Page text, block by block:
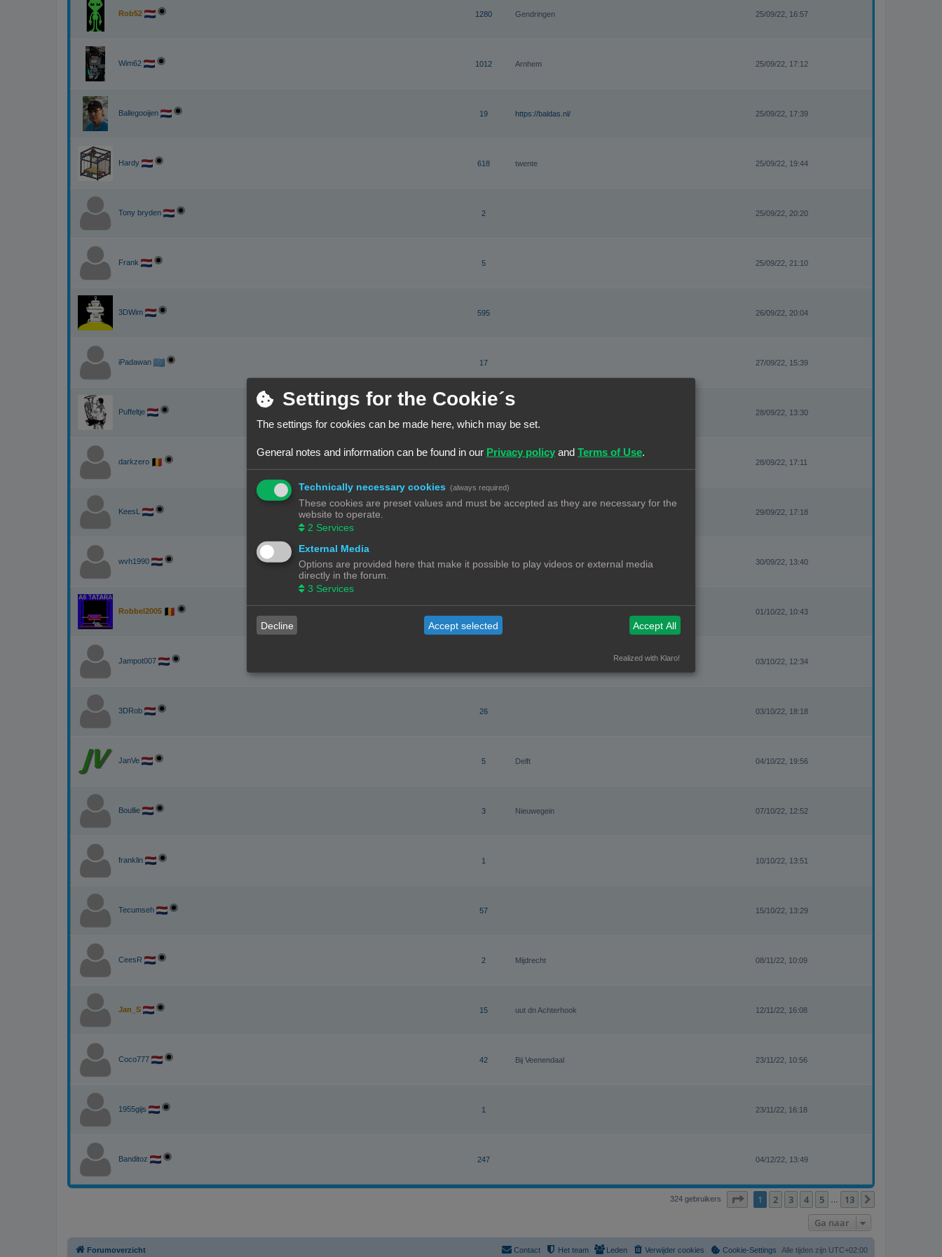
Rob52 1280 Gendringen 25/09/22, 16:57
Wim62 1012 Arnhem 25/09/22, 17:12
Ballegooijen 19 https://baldas.nl/ 25/09/22, 17:39
Hardy 618 twente 25/09/22, 19:44
Tony bryden 2 25/09/22, 20:20
Frank 5 25/09/22, 21:10
3DWim 595 26/09/22, 20:04
iPadawan 17 27/09/22, 15:39
Puffeltje 28/09/22, 13:30
darkzero 28/09/22, 17:11
KeesL 29/09/22, 17:18
wvh1990 3 30/09/22, 13:40
Robbel2005 01/10/22, 10:43
Jampot007 03/10/22, 12:34
3DRob 26 03/10/22, 18:18
JanVe 5 Delft 04/10/22, 19:56
Boullie 3 Nieuwegein 07/10/22, 12:52
franklin 1 10/10/22, 13:51
Tecumseh 57 15/10/22, 13:29
CeesR 2 Mijdrecht 08/11/22, 10:09
Jan_S 15 uut dn Achterhook 12/11/22, 16:08
Coco777 42 Bij Veenendaal 23/11/22, 10:56
1955gijs 1 23/11/22, 16:18
Banditoz 247 04/12/22, 13:49
324 gebruikers Pagina1 van 13
1 2 3 4 5 13
Ga naar
Forumoverzicht Alle tijden zijn UTC+02:00
Cookie-Settings
Verwijder cookies
Leden
Het team
Contact
Settings for the Cookie´s
The settings for cookies can be made here, which may be set.
General notes and information can be found in our Privacy policy and Terms of Use.
Technically necessary cookies (always required)
These cookies are preset values and must be accepted as they are necessary for the
website to operate.
2 Services
External Media
Options are provided here that make it possible to play videos or external media
directly in the forum.
3 Services
Decline Accept selected Accept All
Realized with Klaro!